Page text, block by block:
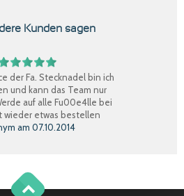
Kunden sagen
der Fa. Stecknadel bin ich
und kann das Team nur
auf alle Fu00e4lle bei
wieder etwas bestellen
am 07.10.2014
W.am08.09.2014